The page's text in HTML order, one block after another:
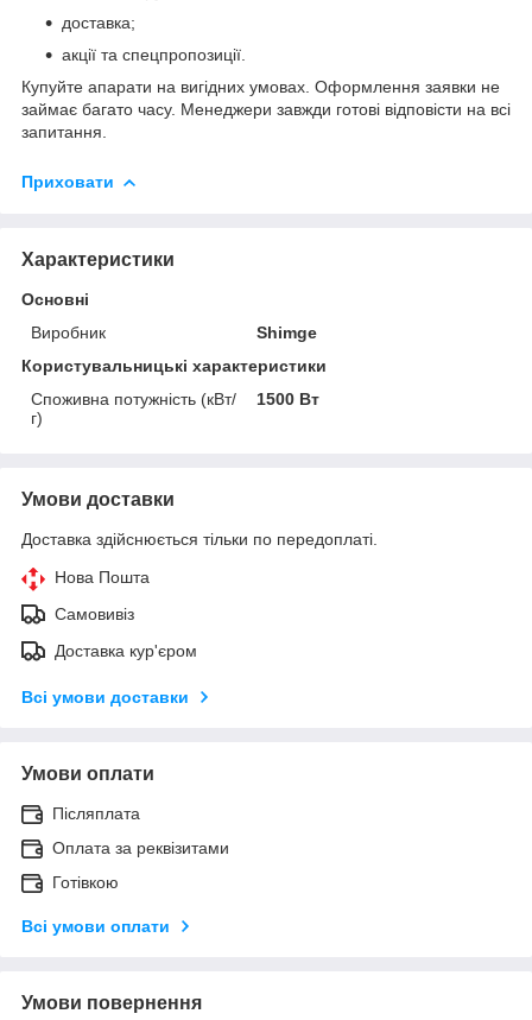
доставка;
акції та спецпропозиції.
Купуйте апарати на вигідних умовах. Оформлення заявки не
займає багато часу. Менеджери завжди готові відповісти на всі
запитання.
Приховати
Характеристики
Основні
Виробник
Shimge
Користувальницькі характеристики
Споживна потужність (кВт/
г)
1500 Вт
Умови доставки
Доставка здійснюється тільки по передоплаті.
Нова Пошта
Самовивіз
Доставка кур'єром
Всі умови доставки
Умови оплати
Післяплата
Оплата за реквізитами
Готівкою
Всі умови оплати
Умови повернення